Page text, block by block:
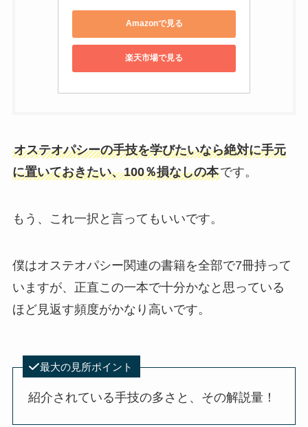
Amazonで見る
楽天市場で見る
オステオパシーの手技を学びたいなら絶対に手元
に置いておきたい、100％損なしの本です。
もう、これ一択と言ってもいいです。
僕はオステオパシー関連の書籍を全部で7冊持って
いますが、正直この一本で十分かなと思っている
ほど見返す頻度がかなり高いです。
最大の見所ポイント
紹介されている手技の多さと、その解説量！